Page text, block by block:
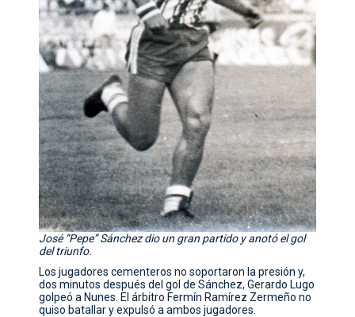
José “Pepe” Sánchez dio un gran partido y anotó el gol
del triunfo.
Los jugadores cementeros no soportaron la presión y,
dos minutos después del gol de Sánchez, Gerardo Lugo
golpeó a Nunes. El árbitro Fermín Ramírez Zermeño no
quiso batallar y expulsó a ambos jugadores.